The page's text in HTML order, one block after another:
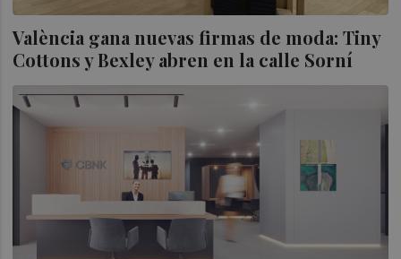
València gana nuevas firmas de moda: Tiny
Cottons y Bexley abren en la calle Sorní